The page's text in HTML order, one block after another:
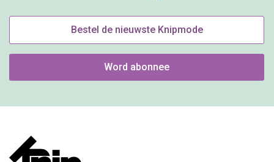
Bestel de nieuwste Knipmode
Word abonnee